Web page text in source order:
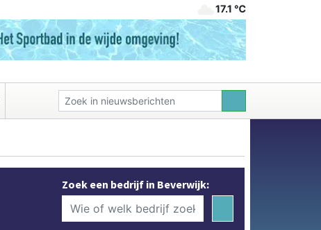
17.1 ℃
Zoek een bedrijf in Beverwijk: